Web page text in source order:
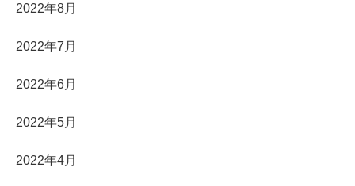
2022年8月
2022年7月
2022年6月
2022年5月
2022年4月